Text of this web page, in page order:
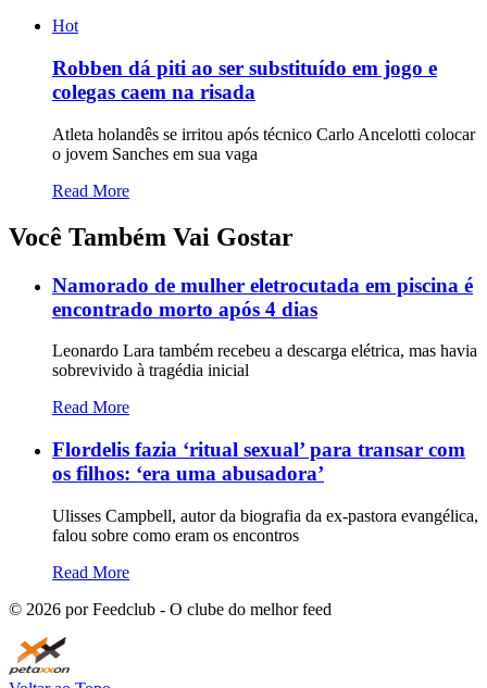
Hot
Robben dá piti ao ser substituído em jogo e
colegas caem na risada
Atleta holandês se irritou após técnico Carlo Ancelotti colocar
o jovem Sanches em sua vaga
Read More
Você Também Vai Gostar
Namorado de mulher eletrocutada em piscina é
encontrado morto após 4 dias
Leonardo Lara também recebeu a descarga elétrica, mas havia
sobrevivido à tragédia inicial
Read More
Flordelis fazia ‘ritual sexual’ para transar com
os filhos: ‘era uma abusadora’
Ulisses Campbell, autor da biografia da ex-pastora evangélica,
falou sobre como eram os encontros
Read More
© 2026 por Feedclub - O clube do melhor feed